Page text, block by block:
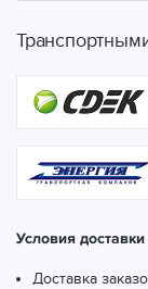
Волгоград,
Волгоград,
Волгоград,
Условия
Доставка